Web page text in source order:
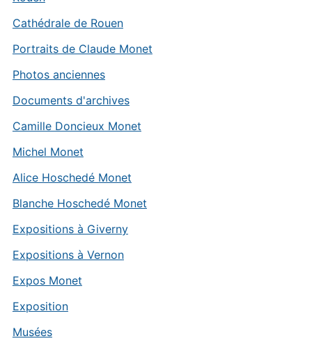
Cathédrale de Rouen
Portraits de Claude Monet
Photos anciennes
Documents d'archives
Camille Doncieux Monet
Michel Monet
Alice Hoschedé Monet
Blanche Hoschedé Monet
Expositions à Giverny
Expositions à Vernon
Expos Monet
Exposition
Musées